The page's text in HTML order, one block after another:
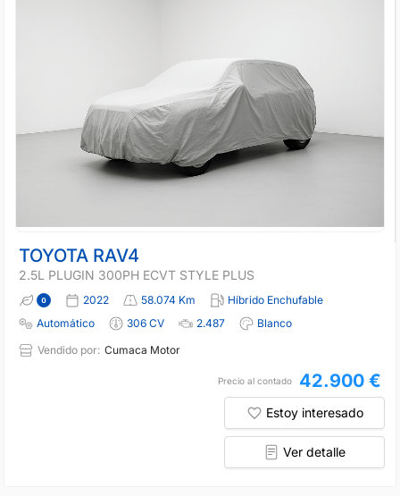
TOYOTA RAV4
2.5L PLUGIN 300PH ECVT STYLE PLUS
2022 58.074 Km
Híbrido Enchufable
Automático
306 CV 2.487
Blanco
Vendido por: Cumaca Motor
Precio al contado 42.900 €
Estoy interesado
Ver detalle